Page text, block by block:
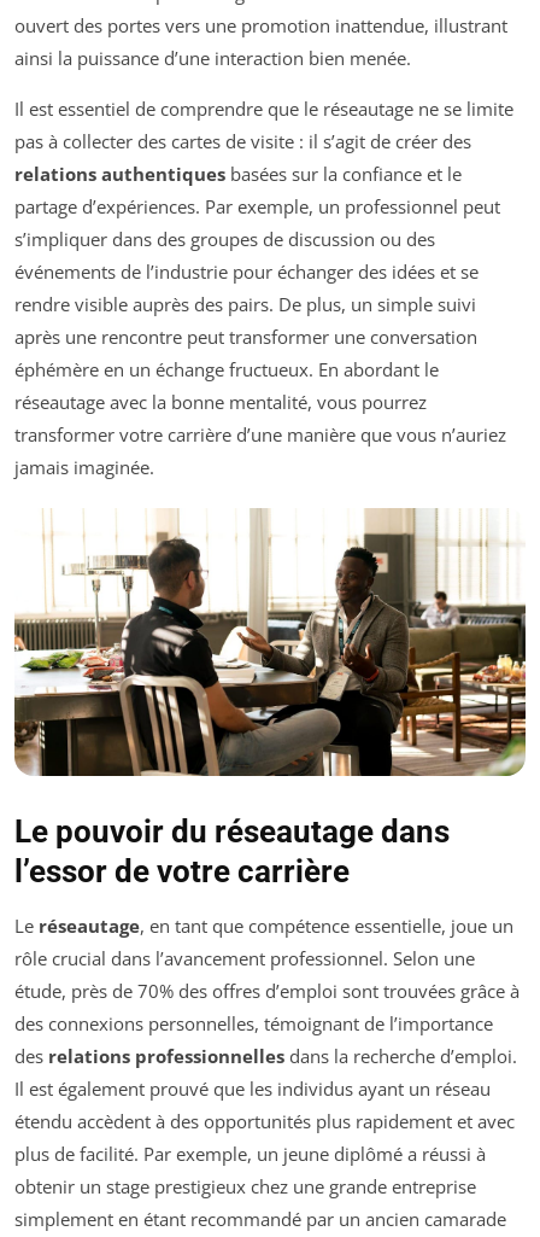
ouvert des portes vers une promotion inattendue, illustrant
ainsi la puissance d’une interaction bien menée.
Il est essentiel de comprendre que le réseautage ne se limite
pas à collecter des cartes de visite : il s’agit de créer des
relations authentiques basées sur la confiance et le
partage d’expériences. Par exemple, un professionnel peut
s’impliquer dans des groupes de discussion ou des
événements de l’industrie pour échanger des idées et se
rendre visible auprès des pairs. De plus, un simple suivi
après une rencontre peut transformer une conversation
éphémère en un échange fructueux. En abordant le
réseautage avec la bonne mentalité, vous pourrez
transformer votre carrière d’une manière que vous n’auriez
jamais imaginée.
Le pouvoir du réseautage dans
l’essor de votre carrière
Le réseautage, en tant que compétence essentielle, joue un
rôle crucial dans l’avancement professionnel. Selon une
étude, près de 70% des offres d’emploi sont trouvées grâce à
des connexions personnelles, témoignant de l’importance
des relations professionnelles dans la recherche d’emploi.
Il est également prouvé que les individus ayant un réseau
étendu accèdent à des opportunités plus rapidement et avec
plus de facilité. Par exemple, un jeune diplômé a réussi à
obtenir un stage prestigieux chez une grande entreprise
simplement en étant recommandé par un ancien camarade